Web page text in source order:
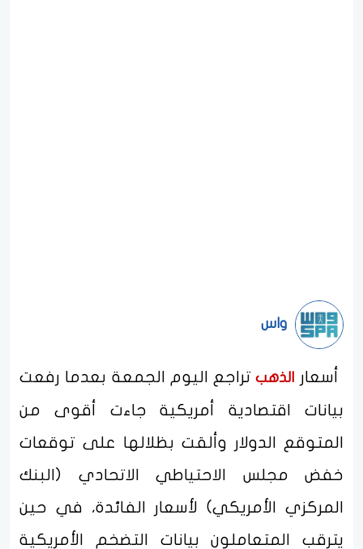
واس
أسعار الذهبتراجع اليوم الجمعة بعدما رفعت
بيانات اقتصادية أمريكية جاءت أقوى من
المتوقع الدولار وألقت بظلالها على توقعات
خفض مجلس الاحتياطي الاتحادي (البنك
المركزي الأمريكي) لأسعار الفائدة، في حين
يترقب المتعاملون بيانات التضخم الأمريكية